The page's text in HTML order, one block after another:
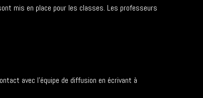
mis en place pour les classes. Les professeurs
avec l’équipe de diffusion en écrivant à